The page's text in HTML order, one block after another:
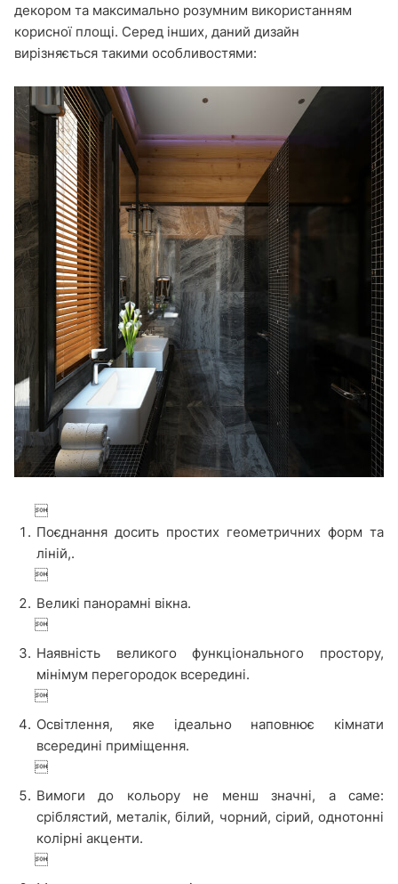
декором та максимально розумним використанням
корисної площі. Серед інших, даний дизайн
вирізняється такими особливостями:

Поєднання досить простих геометричних форм та
ліній,.

Великі панорамні вікна.

Наявність великого функціонального простору,
мінімум перегородок всередині.

Освітлення, яке ідеально наповнює кімнати
всередині приміщення.

Вимоги до кольору не менш значні, а саме:
сріблястий, металік, білий, чорний, сірий, однотонні
колірні акценти.
